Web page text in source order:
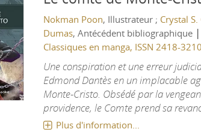
Nokman Poon, Illustrateur ; Crystal S.
Dumas, Antécédent bibliographique |
Classiques en manga, ISSN 2418-3210
Une conspiration et une erreur
Edmond Dantès en un implacable
Monte-Cristo. Obsédé par la
providence, le Comte prend sa
Plus d'information...